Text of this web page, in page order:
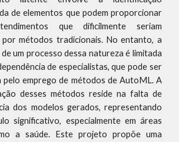
de elementos que podem proporcionar
que dificilmente seriam
por métodos tradicionais. No entanto, a
um processo dessa natureza é limitada
de especialistas, que pode ser
pelo emprego de métodos de AutoML. A
desses métodos reside na falta de
dos modelos gerados, representando
significativo, especialmente em áreas
a saúde. Este projeto propõe uma